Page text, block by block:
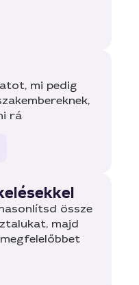
mi pedig
rá
össze
majd